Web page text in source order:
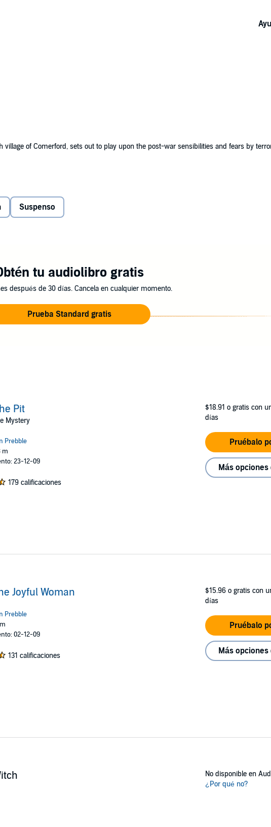
village of Comerford, sets out to play upon the post-war sensibilities and fears by
Suspenso
tu audiolibro gratis
después de 30 días. Cancela en cualquier momento.
Prueba Standard gratis
Pit
Mystery
Prebble
m
23-12-09
179 calificaciones
$18.91 o gratis con
días
Pruébalo
Más
Joyful Woman
Prebble
02-12-09
131 calificaciones
$15.96 o gratis con
días
Pruébalo
Más
No disponible en
¿Por qué no?